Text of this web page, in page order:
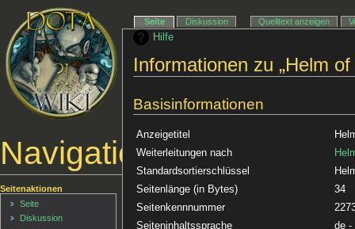
Hilfe
Informationen zu „Helm
Basisinformationen
Anzeigetitel
Weiterleitungen nach
Standardsortierschlüssel
Seitenlänge (in Bytes)
34
Seitenkennnummer
Seiteninhaltssprache
de -
Navigationsmenü
Seite Diskussion Quelltext anzeigen
Seitenaktionen
Seite
Diskussion